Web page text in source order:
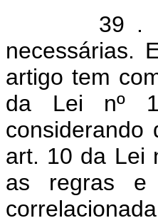
39 . Por
necessárias.
artigo tem
da Lei nº
considerando
art. 10 da Lei
as regras e